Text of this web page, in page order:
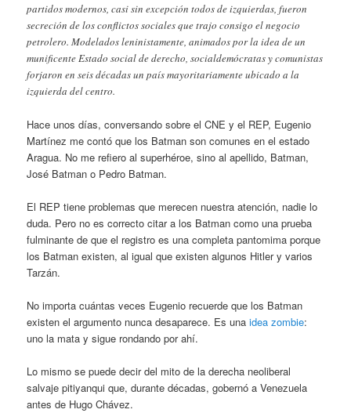
partidos modernos, casi sin excepción todos de izquierdas, fueron
secreción de los conflictos sociales que trajo consigo el negocio
petrolero. Modelados leninistamente, animados por la idea de un
munificente Estado social de derecho, socialdemócratas y comunistas
forjaron en seis décadas un país mayoritariamente ubicado a la
izquierda del centro.
Hace unos días, conversando sobre el CNE y el REP, Eugenio
Martínez me contó que los Batman son comunes en el estado
Aragua. No me refiero al superhéroe, sino al apellido, Batman,
José Batman o Pedro Batman.
El REP tiene problemas que merecen nuestra atención, nadie lo
duda. Pero no es correcto citar a los Batman como una prueba
fulminante de que el registro es una completa pantomima porque
los Batman existen, al igual que existen algunos Hitler y varios
Tarzán.
No importa cuántas veces Eugenio recuerde que los Batman
existen el argumento nunca desaparece. Es unaidea zombie:
uno la mata y sigue rondando por ahí.
Lo mismo se puede decir del mito de la derecha neoliberal
salvaje pitiyanqui que, durante décadas, gobernó a Venezuela
antes de Hugo Chávez.